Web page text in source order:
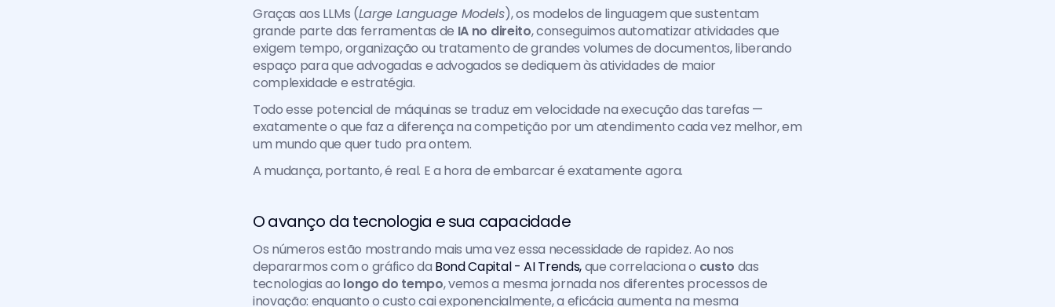
Graças aos LLMs (Large Language Models), os modelos de linguagem que sustentam
grande parte das ferramentas de IA no direito, conseguimos automatizar atividades que
exigem tempo, organização ou tratamento de grandes volumes de documentos, liberando
espaço para que advogadas e advogados se dediquem às atividades de maior
complexidade e estratégia.
Todo esse potencial de máquinas se traduz em velocidade na execução das tarefas —
exatamente o que faz a diferença na competição por um atendimento cada vez melhor, em
um mundo que quer tudo pra ontem.
A mudança, portanto, é real. E a hora de embarcar é exatamente agora.
O avanço da tecnologia e sua capacidade
Os números estão mostrando mais uma vez essa necessidade de rapidez. Ao nos
depararmos com o gráfico da Bond Capital - AI Trends, que correlaciona o custo das
tecnologias ao longo do tempo, vemos a mesma jornada nos diferentes processos de
inovação: enquanto o custo cai exponencialmente, a eficácia aumenta na mesma